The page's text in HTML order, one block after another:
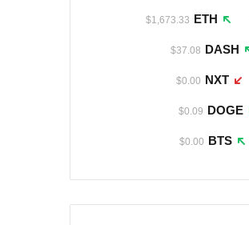
ETH
$1,673.33
DASH
$37.08
NXT
$0.00
DOGE
$0.09
BTS
$0.00